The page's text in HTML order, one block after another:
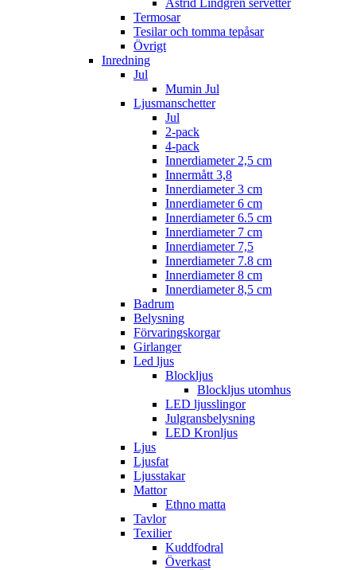
Astrid Lindgren servetter
Termosar
Tesilar och tomma tepåsar
Övrigt
Inredning
Jul
Mumin Jul
Ljusmanschetter
Jul
2-pack
4-pack
Innerdiameter 2,5 cm
Innermått 3,8
Innerdiameter 3 cm
Innerdiameter 6 cm
Innerdiameter 6.5 cm
Innerdiameter 7 cm
Innerdiameter 7,5
Innerdiameter 7.8 cm
Innerdiameter 8 cm
Innerdiameter 8,5 cm
Badrum
Belysning
Förvaringskorgar
Girlanger
Led ljus
Blockljus
Blockljus utomhus
LED ljusslingor
Julgransbelysning
LED Kronljus
Ljus
Ljusfat
Ljusstakar
Mattor
Ethno matta
Tavlor
Texilier
Kuddfodral
Överkast